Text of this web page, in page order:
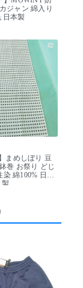
ジャン 綿入り
日本製
まめしぼり 豆
巻 お祭り どじ
綿100% 日本
製